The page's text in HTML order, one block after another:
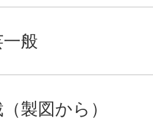
般
製図から）